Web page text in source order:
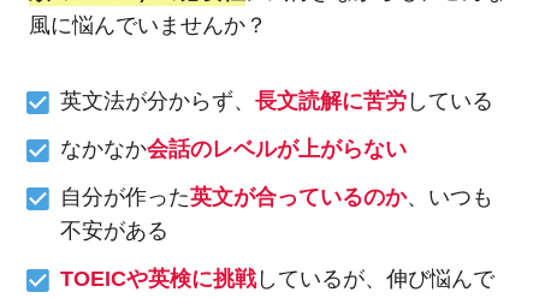
風に悩んでいませんか？
英文法が分からず、長文読解に苦労 している
なかなか会話のレベルが上がらない
自分が作った英文が合っているのか、いつも
不安がある
TOEICや英検に挑戦しているが、伸び悩んで